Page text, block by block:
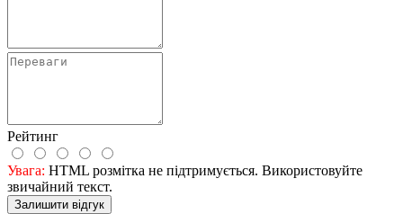
Рейтинг
Увага: HTML розмітка не підтримується. Використовуйте
звичайний текст.
Залишити відгук